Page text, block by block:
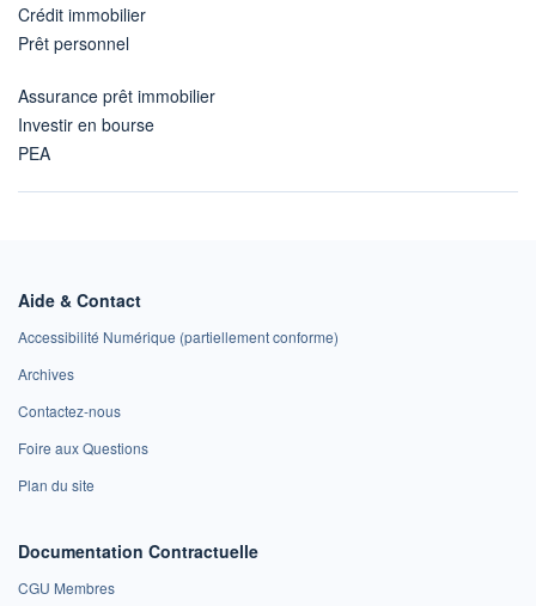
Crédit immobilier
Prêt personnel
Assurance prêt immobilier
Investir en bourse
PEA
Aide & Contact
Accessibilité Numérique (partiellement conforme)
Archives
Contactez-nous
Foire aux Questions
Plan du site
Documentation Contractuelle
CGU Membres